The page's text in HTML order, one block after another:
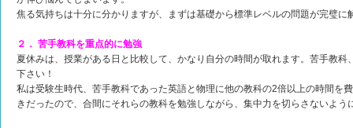
焦る気持ちは十分に分かりますが、まずは基礎から標準レベルの問題が完璧
２． 苦手教科を重点的に勉強
夏休みは、授業がある日と比較して、かなり自分の時間が取れます。苦手教
下さい！
私は受験生時代、苦手教科であった英語と物理に他の教科の2倍以上の時間を
きだったので、合間にそれらの教科を勉強しながら、集中力を切らさないよう